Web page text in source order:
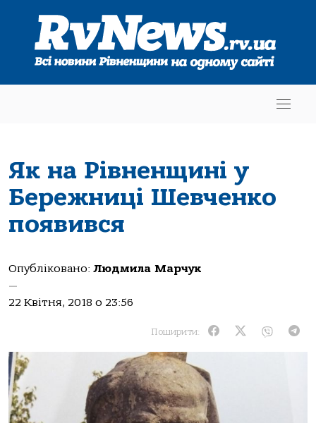
Як на Рівненщині у
Бережниці Шевченко
появився
Опубліковано: Людмила Марчук
—
22 Квітня, 2018 о 23:56
Поширити: